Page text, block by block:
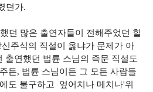
던가.
던 많은 출연자들이 전해주었던 힐
주식의 직설이 옳냐가 문제가 아
출연했던 법륜 스님의 즉문 직설도
든, 법륜 스님이든 그 모든 사람들
도 불구하고 엎어치나 메치나'위